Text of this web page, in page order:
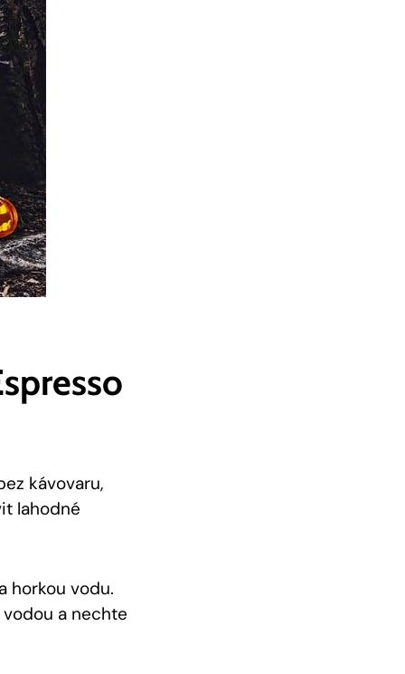
kávovaru,
‌lahodné
horkou vodu.
a nechte